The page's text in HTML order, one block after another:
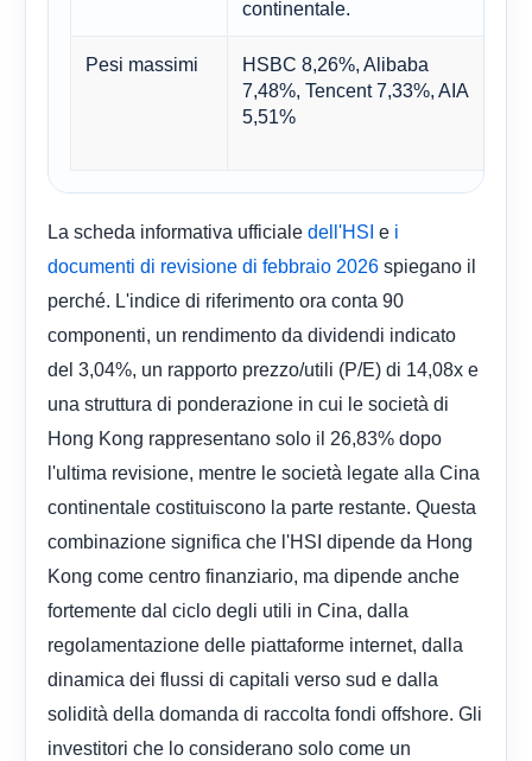
continentale.
Pesi massimi
HSBC 8,26%, Alibaba
7,48%, Tencent 7,33%, AIA
5,51%
La scheda informativa ufficiale dell'HSI e i
documenti di revisione di febbraio 2026 spiegano il
perché. L'indice di riferimento ora conta 90
componenti, un rendimento da dividendi indicato
del 3,04%, un rapporto prezzo/utili (P/E) di 14,08x e
una struttura di ponderazione in cui le società di
Hong Kong rappresentano solo il 26,83% dopo
l'ultima revisione, mentre le società legate alla Cina
continentale costituiscono la parte restante. Questa
combinazione significa che l'HSI dipende da Hong
Kong come centro finanziario, ma dipende anche
fortemente dal ciclo degli utili in Cina, dalla
regolamentazione delle piattaforme internet, dalla
dinamica dei flussi di capitali verso sud e dalla
solidità della domanda di raccolta fondi offshore. Gli
investitori che lo considerano solo come un